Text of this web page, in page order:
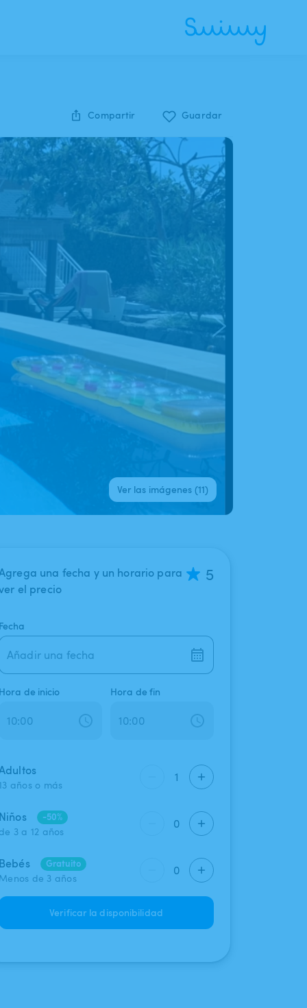
Compartir Guardar
Ver las imágenes (11)
una fecha y un horario para
el precio
5
Añadir una fecha
de inicio Hora de fin
años o más
1
-50%
3 a 12 años
0
Gratuito
de 3 años
0
Verificar la disponibilidad